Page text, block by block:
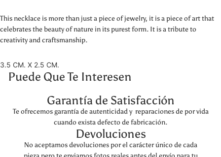
This necklace is more than just a piece of jewelry, it is a piece of art that
celebrates the beauty of nature in its purest form. It is a tribute to
creativity and craftsmanship.
3.5 CM. X 2.5 CM.
Puede Que Te Interesen
Garantía de Satisfacción
Te ofrecemos garantía de autenticidad y reparaciones de por vida
cuando exista defecto de fabricación.
Devoluciones
No aceptamos devoluciones por el carácter único de cada